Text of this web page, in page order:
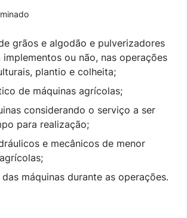
grãos e algodão e pulverizadores
ou não, nas operações
plantio e colheita;
de máquinas agrícolas;
considerando o serviço a ser
para realização;
e mecânicos de menor
máquinas durante as operações.